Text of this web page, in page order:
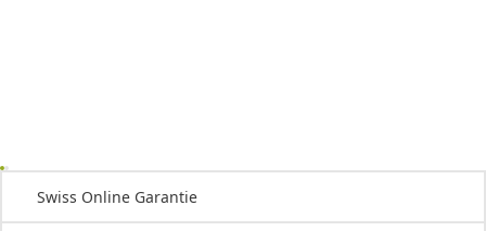
Swiss Online Garantie